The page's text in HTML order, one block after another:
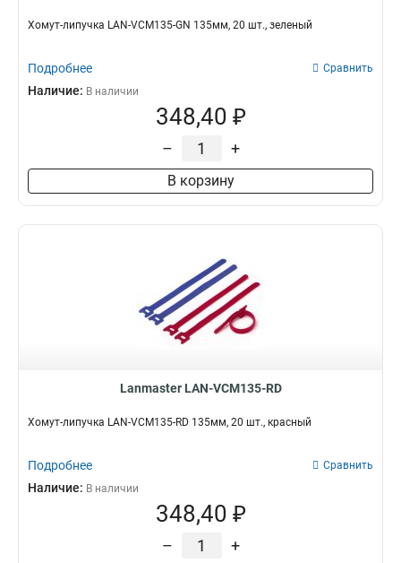
Хомут-липучка LAN-VCM135-GN 135мм, 20 шт., зеленый
Подробнее Сравнить
Наличие: В наличии
348,40 ₽
– +
В корзину
Lanmaster LAN-VCM135-RD
Хомут-липучка LAN-VCM135-RD 135мм, 20 шт., красный
Подробнее Сравнить
Наличие: В наличии
348,40 ₽
– +